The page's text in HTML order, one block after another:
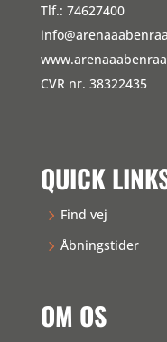
Tlf.: 74627400
CVR nr. 38322435
QUICK
Find vej
Åbningstider
OM OS